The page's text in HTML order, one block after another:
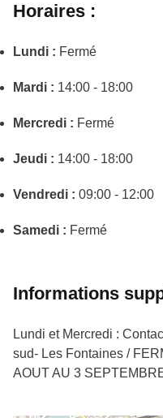
Horaires :
Lundi : Fermé
Mardi : 14:00 - 18:00
Mercredi : Fermé
Jeudi : 14:00 - 18:00
Vendredi : 09:00 - 12:00
Samedi : Fermé
Informations
Lundi et Mercredi :
sud- Les Fontaines /
AOUT AU 3